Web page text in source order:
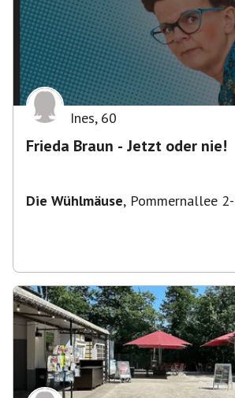
Ines, 60
Frieda Braun - Jetzt oder nie!
Die Wühlmäuse, Pommernallee